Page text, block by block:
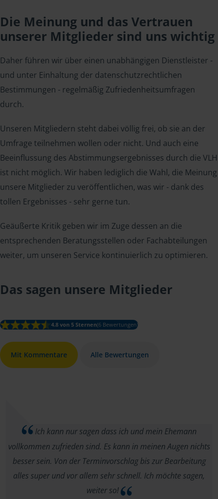
Die Meinung und das Vertrauen
unserer Mitglieder sind uns wichtig
Daher führen wir über einen unabhängigen Dienstleister -
und unter Einhaltung der datenschutzrechtlichen
Bestimmungen - regelmäßig Zufriedenheitsumfragen
durch.
Unseren Mitgliedern steht dabei völlig frei, ob sie an der
Umfrage teilnehmen wollen oder nicht. Und auch eine
Beeinflussung des Abstimmungsergebnisses durch die VLH
ist nicht möglich. Wir haben lediglich die Wahl, die Meinung
unsere Mitglieder zu veröffentlichen, was wir - dank des
tollen Ergebnisses - sehr gerne tun.
Geäußerte Kritik geben wir im Zuge dessen an die
entsprechenden Beratungsstellen oder Fachabteilungen
weiter, um unseren Service kontinuierlich zu optimieren.
Das sagen unsere Mitglieder
4.8 von 5 Sternen(6 Bewertungen)
Mit Kommentare Alle Bewertungen
Ich kann nur sagen dass ich und mein Ehemann
vollkommen zufrieden sind. Es kann in meinen Augen nichts
besser sein. Von der Terminvorschlag bis zur Bearbeitung
alles super und vor allem sehr schnell. Ich möchte sagen,
weiter so!